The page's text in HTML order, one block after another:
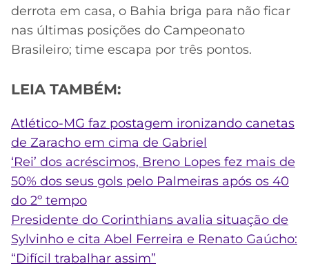
derrota em casa, o Bahia briga para não ficar
nas últimas posições do Campeonato
Brasileiro; time escapa por três pontos.
LEIA TAMBÉM:
Atlético-MG faz postagem ironizando canetas
de Zaracho em cima de Gabriel
‘Rei’ dos acréscimos, Breno Lopes fez mais de
50% dos seus gols pelo Palmeiras após os 40
do 2º tempo
Presidente do Corinthians avalia situação de
Sylvinho e cita Abel Ferreira e Renato Gaúcho:
“Difícil trabalhar assim”